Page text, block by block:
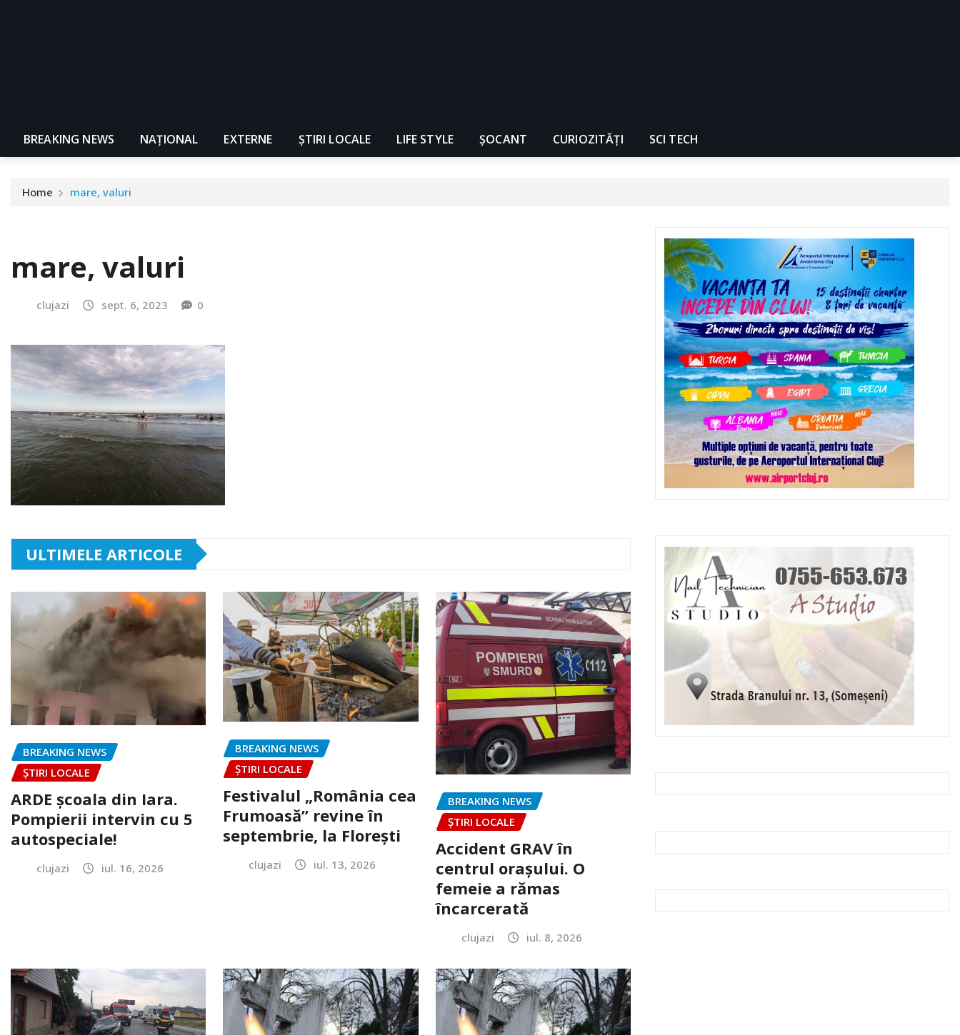
BREAKING NEWS NAŢIONAL EXTERNE ȘTIRI LOCALE LIFE STYLE ȘOCANT CURIOZITĂȚI SCI TECH
Home mare, valuri
mare, valuri
clujazi sept. 6, 2023 0
ULTIMELE ARTICOLE
BREAKING NEWS
ȘTIRI LOCALE
ARDE școala din Iara.
Pompierii intervin cu 5
autospeciale!
clujazi iul. 16, 2026
BREAKING NEWS
ȘTIRI LOCALE
Festivalul „România cea
Frumoasă” revine în
septembrie, la Florești
clujazi iul. 13, 2026
BREAKING NEWS
ȘTIRI LOCALE
Accident GRAV în
centrul orașului. O
femeie a rămas
încarcerată
clujazi iul. 8, 2026